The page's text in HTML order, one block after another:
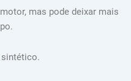
mas pode deixar mais